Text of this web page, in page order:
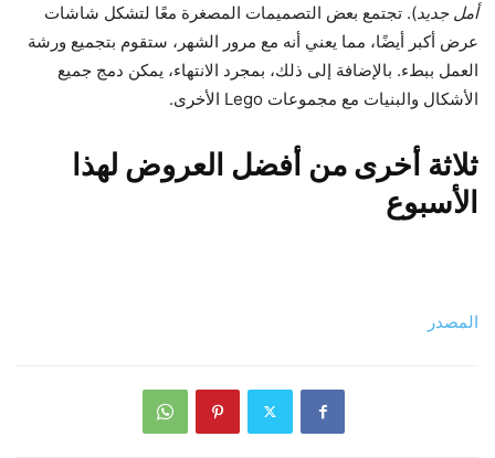
أمل جديد). تجتمع بعض التصميمات المصغرة معًا لتشكل شاشات
عرض أكبر أيضًا، مما يعني أنه مع مرور الشهر، ستقوم بتجميع ورشة
العمل ببطء. بالإضافة إلى ذلك، بمجرد الانتهاء، يمكن دمج جميع
الأشكال والبنيات مع مجموعات Lego الأخرى.
ثلاثة أخرى من أفضل العروض لهذا
الأسبوع
المصدر